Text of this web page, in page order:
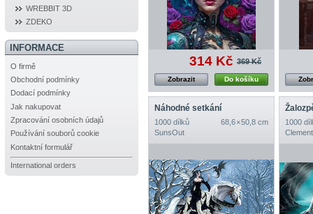
WREBBIT 3D
ZDEKO
INFORMACE
O firmě
Obchodní podmínky
Dodací podmínky
Jak nakupovat
Zpracování osobních údajů
Používání souborů cookie
Kontaktní formulář
International orders
314 Kč 369 Kč
Do košíku
Zobrazit
Náhodné setkání
1000 dílků
68,6 × 50,8 cm
SunsOut
1000